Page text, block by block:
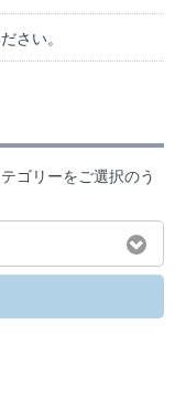
さい。
ゴリーをご選択のう